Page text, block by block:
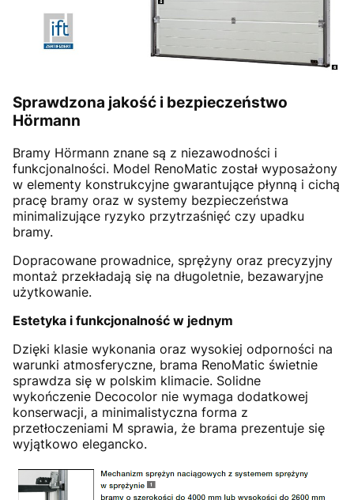
Sprawdzona jakość i bezpieczeństwo
Hörmann
Bramy Hörmann znane są z niezawodności i
funkcjonalności. Model RenoMatic został wyposażony
w elementy konstrukcyjne gwarantujące płynną i cichą
pracę bramy oraz w systemy bezpieczeństwa
minimalizujące ryzyko przytrzaśnięć czy upadku
bramy.
Dopracowane prowadnice, sprężyny oraz precyzyjny
montaż przekładają się na długoletnie, bezawaryjne
użytkowanie.
Estetyka i funkcjonalność w jednym
Dzięki klasie wykonania oraz wysokiej odporności na
warunki atmosferyczne, brama RenoMatic świetnie
sprawdza się w polskim klimacie. Solidne
wykończenie Decocolor nie wymaga dodatkowej
konserwacji, a minimalistyczna forma z
przetłoczeniami M sprawia, że brama prezentuje się
wyjątkowo elegancko.